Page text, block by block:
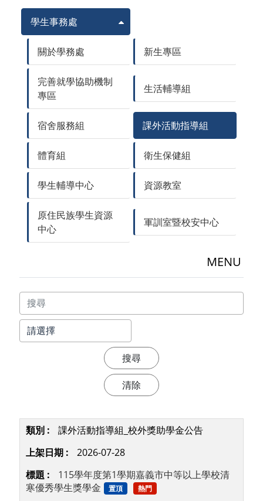
學生事務處
關於學務處 新生專區
完善就學協助機制
專區
生活輔導組
宿舍服務組 課外活動指導組
體育組 衛生保健組
學生輔導中心 資源教室
原住民族學生資源
中心
軍訓室暨校安中心
MENU
課外活動指導組_校外獎助學金公告
2026-07-28
115學年度第1學期嘉義市中等以上學校清
寒優秀學生獎學金
置頂 熱門